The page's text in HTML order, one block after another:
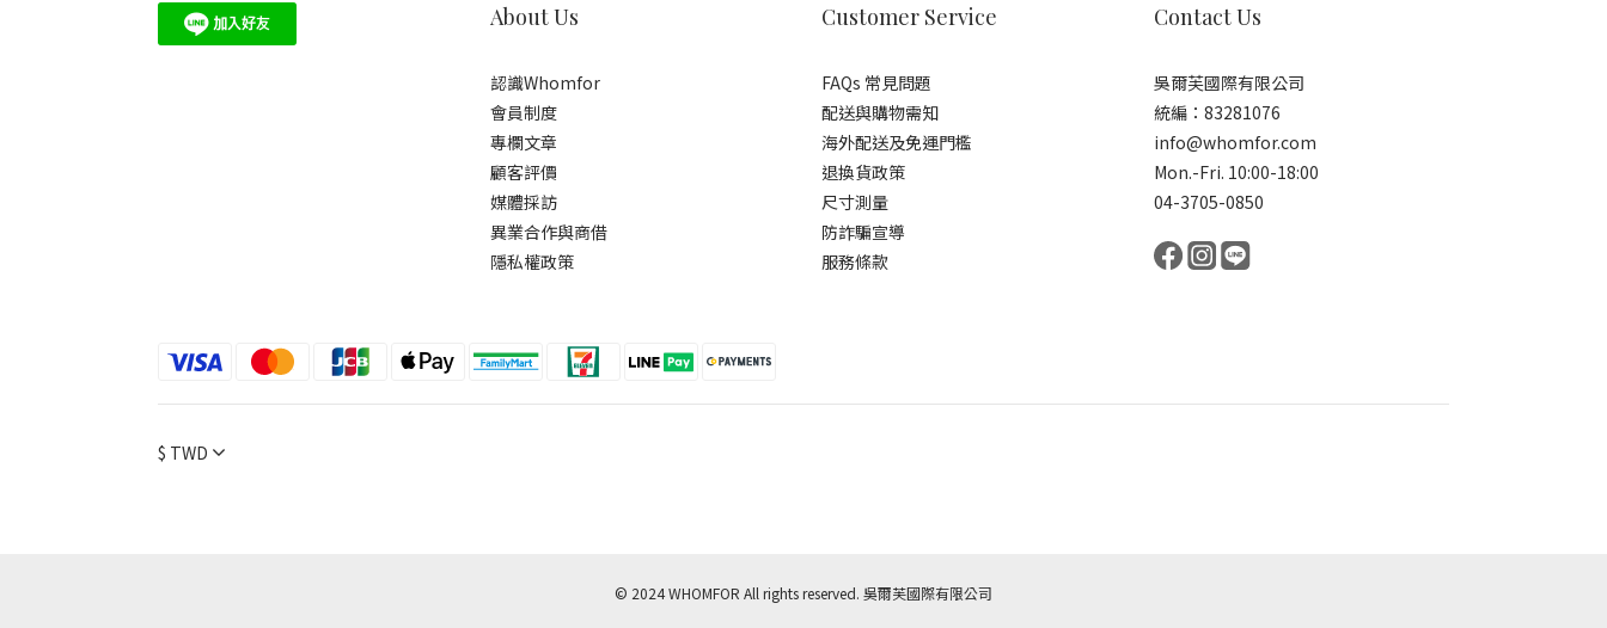
About Us
認識Whomfor
會員制度
專欄文章
顧客評價
媒體採訪
異業合作與商借
隱私權政策
Customer Service
FAQs 常見問題
配送與購物需知
海外配送及免運門檻
退換貨政策
尺寸測量
防詐騙宣導
服務條款
Contact Us
吳爾芙國際有限公司
統編：83281076
info@whomfor.com
Mon.-Fri. 10:00-18:00
04-3705-0850
$ TWD
© 2024 WHOMFOR All rights reserved. 吳爾芙國際有限公司